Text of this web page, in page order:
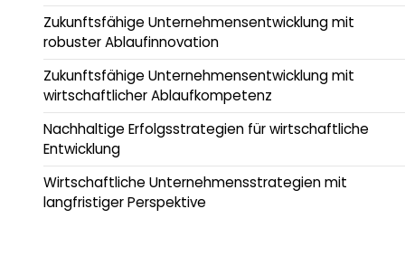
Zukunftsfähige Unternehmensentwicklung mit
robuster Ablaufinnovation
Zukunftsfähige Unternehmensentwicklung mit
wirtschaftlicher Ablaufkompetenz
Nachhaltige Erfolgsstrategien für wirtschaftliche
Entwicklung
Wirtschaftliche Unternehmensstrategien mit
langfristiger Perspektive